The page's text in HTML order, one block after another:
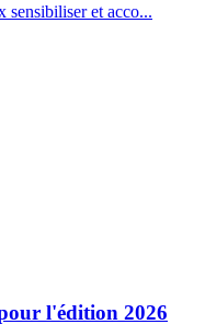
sensibiliser et acco...
l'édition 2026